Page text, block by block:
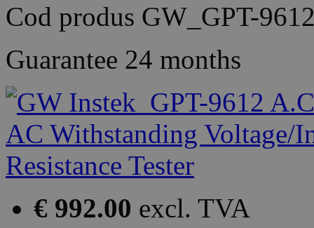
Cod produs GW_GPT-
Guarantee 24 months
€ 992.00 excl. TVA